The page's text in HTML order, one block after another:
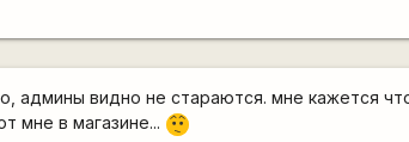
админы видно не стараются. мне кажется
мне в магазине... :-/